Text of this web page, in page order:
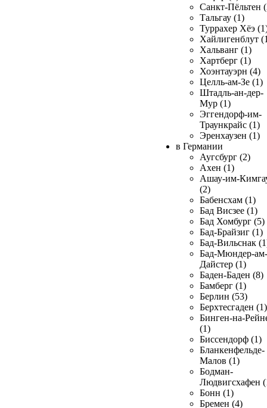
Санкт-Пёльтен
Тальгау (1)
Туррахер Хёэ
Хайлигенблут
Хальванг (1)
Хартберг (1)
Хоэнтауэрн (4)
Целль-ам-Зе (1)
Штадль-ан-дер-
Мур (1)
Эггендорф-им-
Траункрайс (1)
Эренхаузен (1)
в Германии
Аугсбург (2)
Ахен (1)
Ашау-им-
(2)
Бабенсхам (1)
Бад Висзее (1)
Бад Хомбург (5)
Бад-Брайзиг (1)
Бад-Вильснак
Бад-Мюндер-ам-
Дайстер (1)
Баден-Баден (8)
Бамберг (1)
Берлин (53)
Берхтесгаден (1)
Бинген-на-
(1)
Биссендорф (1)
Бланкенфельде-
Малов (1)
Бодман-
Людвигсхафен
Бонн (1)
Бремен (4)